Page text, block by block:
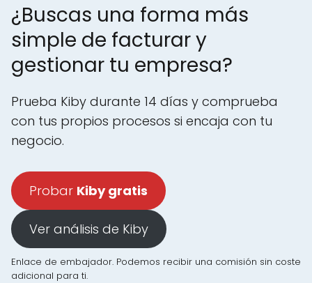
¿Buscas una forma más
simple de facturar y
gestionar tu empresa?
Prueba Kiby durante 14 días y comprueba
con tus propios procesos si encaja con tu
negocio.
Probar Kiby gratis
Ver análisis de Kiby
Enlace de embajador. Podemos recibir una comisión sin coste
adicional para ti.